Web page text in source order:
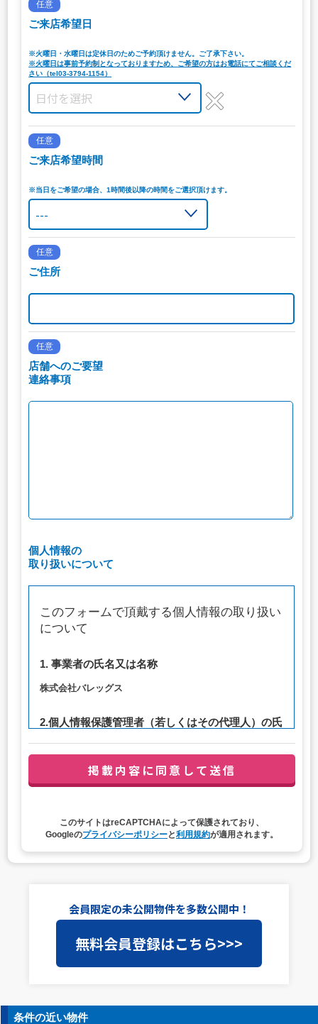
任意
ご来店希望日
※火曜日・水曜日は定休日のためご予約頂けません。ご了承下さい。
※火曜日は事前予約制となっておりますため、ご希望の方はお電話にてご相談くだ
さい（tel03-3794-1154）
任意
ご来店希望時間
※当日をご希望の場合、1時間後以降の時間をご選択頂けます。
任意
ご住所
任意
店舗へのご要望
連絡事項
個人情報の
取り扱いについて
このフォームで頂戴する個人情報の取り扱い
について
1. 事業者の氏名又は名称
株式会社バレッグス
2.個人情報保護管理者（若しくはその代理人）の氏
連絡先：privacy@balleggs.co.jp
（1）お問い合わせ対応（本人への連絡を含む）のため
4. 個人情報取扱いの委託
当社は事業運営上、前項利用目的の範囲に限って個人情報
を外部に委託することがあります。この場合、個人情報保
護水準の高い委託先を選定し、個人情報の適正管理・機密
保持についての契約を交わし、適切な管理を実施させま
5. 個人情報の開示等の請求
このサイトはreCAPTCHAによって保護されており、
Googleのプライバシーポリシーと利用規約が適用されます。
会員限定の未公開物件を多数公開中！
無料会員登録はこちら>>>
条件の近い物件